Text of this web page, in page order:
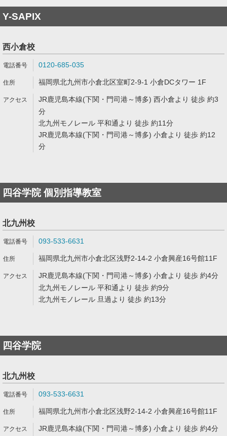
Y-SAPIX
西小倉校
0120-685-035
福岡県北九州市小倉北区室町2-9-1 小倉DCタワー 1F
JR鹿児島本線(下関・門司港～博多) 西小倉より 徒歩 約3
分
北九州モノレール 平和通より 徒歩 約11分
JR鹿児島本線(下関・門司港～博多) 小倉より 徒歩 約12
分
四谷学院 個別指導教室
北九州校
093-533-6631
福岡県北九州市小倉北区浅野2-14-2 小倉興産16号館11F
JR鹿児島本線(下関・門司港～博多) 小倉より 徒歩 約4分
北九州モノレール 平和通より 徒歩 約9分
北九州モノレール 旦過より 徒歩 約13分
四谷学院
北九州校
093-533-6631
福岡県北九州市小倉北区浅野2-14-2 小倉興産16号館11F
JR鹿児島本線(下関・門司港～博多) 小倉より 徒歩 約4分